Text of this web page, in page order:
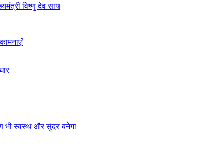
विष्णु देव साय
भी स्वस्थ और सुंदर बनेगा